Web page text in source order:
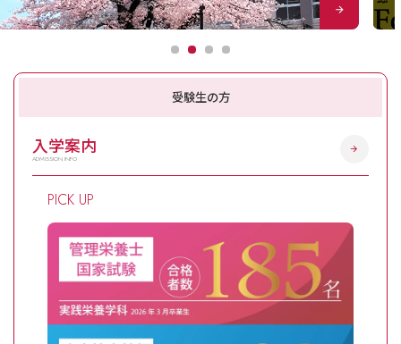
受験生の方
入学案内
ADMISSION INFO
PICK UP